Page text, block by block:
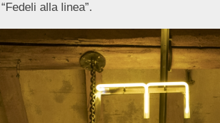
alla linea”.